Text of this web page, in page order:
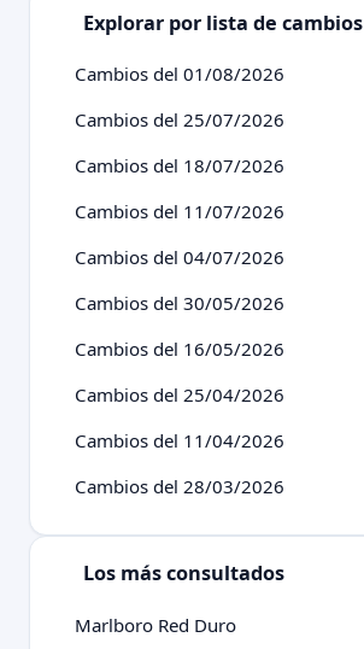
Explorar por lista de cambios
Cambios del 01/08/2026
Cambios del 25/07/2026
Cambios del 18/07/2026
Cambios del 11/07/2026
Cambios del 04/07/2026
Cambios del 30/05/2026
Cambios del 16/05/2026
Cambios del 25/04/2026
Cambios del 11/04/2026
Cambios del 28/03/2026
Los más consultados
Marlboro Red Duro